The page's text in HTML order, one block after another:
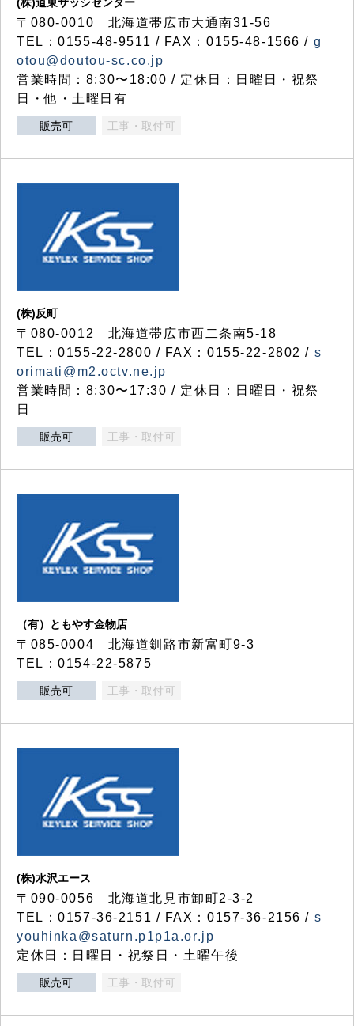
〒080-0010 北海道帯広市大通南31-56
TEL：0155-48-9511 / FAX：0155-48-1566 / g
otou@doutou-sc.co.jp
営業時間：8:30〜18:00 / 定休日：日曜日・祝祭
日・他・土曜日有
販売可 工事・取付可
(株)反町
〒080-0012 北海道帯広市西二条南5-18
TEL：0155-22-2800 / FAX：0155-22-2802 / s
orimati@m2.octv.ne.jp
営業時間：8:30〜17:30 / 定休日：日曜日・祝祭
日
販売可 工事・取付可
（有）ともやす金物店
〒085-0004 北海道釧路市新富町9-3
TEL：0154-22-5875
販売可 工事・取付可
(株)水沢エース
〒090-0056 北海道北見市卸町2-3-2
TEL：0157-36-2151 / FAX：0157-36-2156 / s
youhinka@saturn.p1p1a.or.jp
定休日：日曜日・祝祭日・土曜午後
販売可 工事・取付可